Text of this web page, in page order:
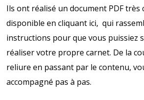
Ils ont réalisé un document PDF très
disponible en cliquant ici, qui
instructions pour que vous puissiez
réaliser votre propre carnet. De la
reliure en passant par le contenu,
accompagné pas à pas.